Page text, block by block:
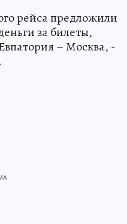
рейса предложили
за билеты,
– Москва, -